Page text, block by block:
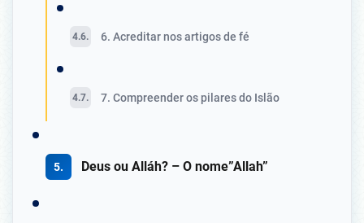
6. Acreditar nos artigos de fé
7. Compreender os pilares do Islão
Deus ou Alláh? – O nome”Allah”